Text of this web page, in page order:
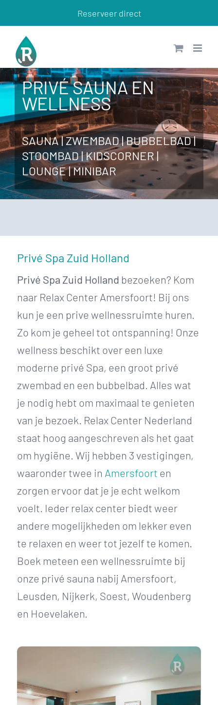
naar
inhoud
Reserveer direct
PRIVÉ SAUNA EN
WELLNESS
SAUNA | ZWEMBAD | BUBBELBAD |
STOOMBAD | KIDSCORNER |
LOUNGE | MINIBAR
Privé Spa Zuid Holland
Privé Spa Zuid Holland bezoeken? Kom
naar Relax Center Amersfoort! Bij ons
kun je een prive wellnessruimte huren.
Zo kom je geheel tot ontspanning! Onze
wellness beschikt over een luxe
moderne privé Spa, een groot privé
zwembad en een bubbelbad. Alles wat
je nodig hebt om maximaal te genieten
van je bezoek. Relax Center Nederland
staat hoog aangeschreven als het gaat
om hygiëne. Wij hebben 3 vestigingen,
waaronder twee in Amersfoort en
zorgen ervoor dat je je echt welkom
voelt. Ieder relax center biedt weer
andere mogelijkheden om lekker even
te relaxen en weer tot jezelf te komen.
Boek meteen een wellnessruimte bij
onze privé sauna nabij Amersfoort,
Leusden, Nijkerk, Soest, Woudenberg
en Hoevelaken.